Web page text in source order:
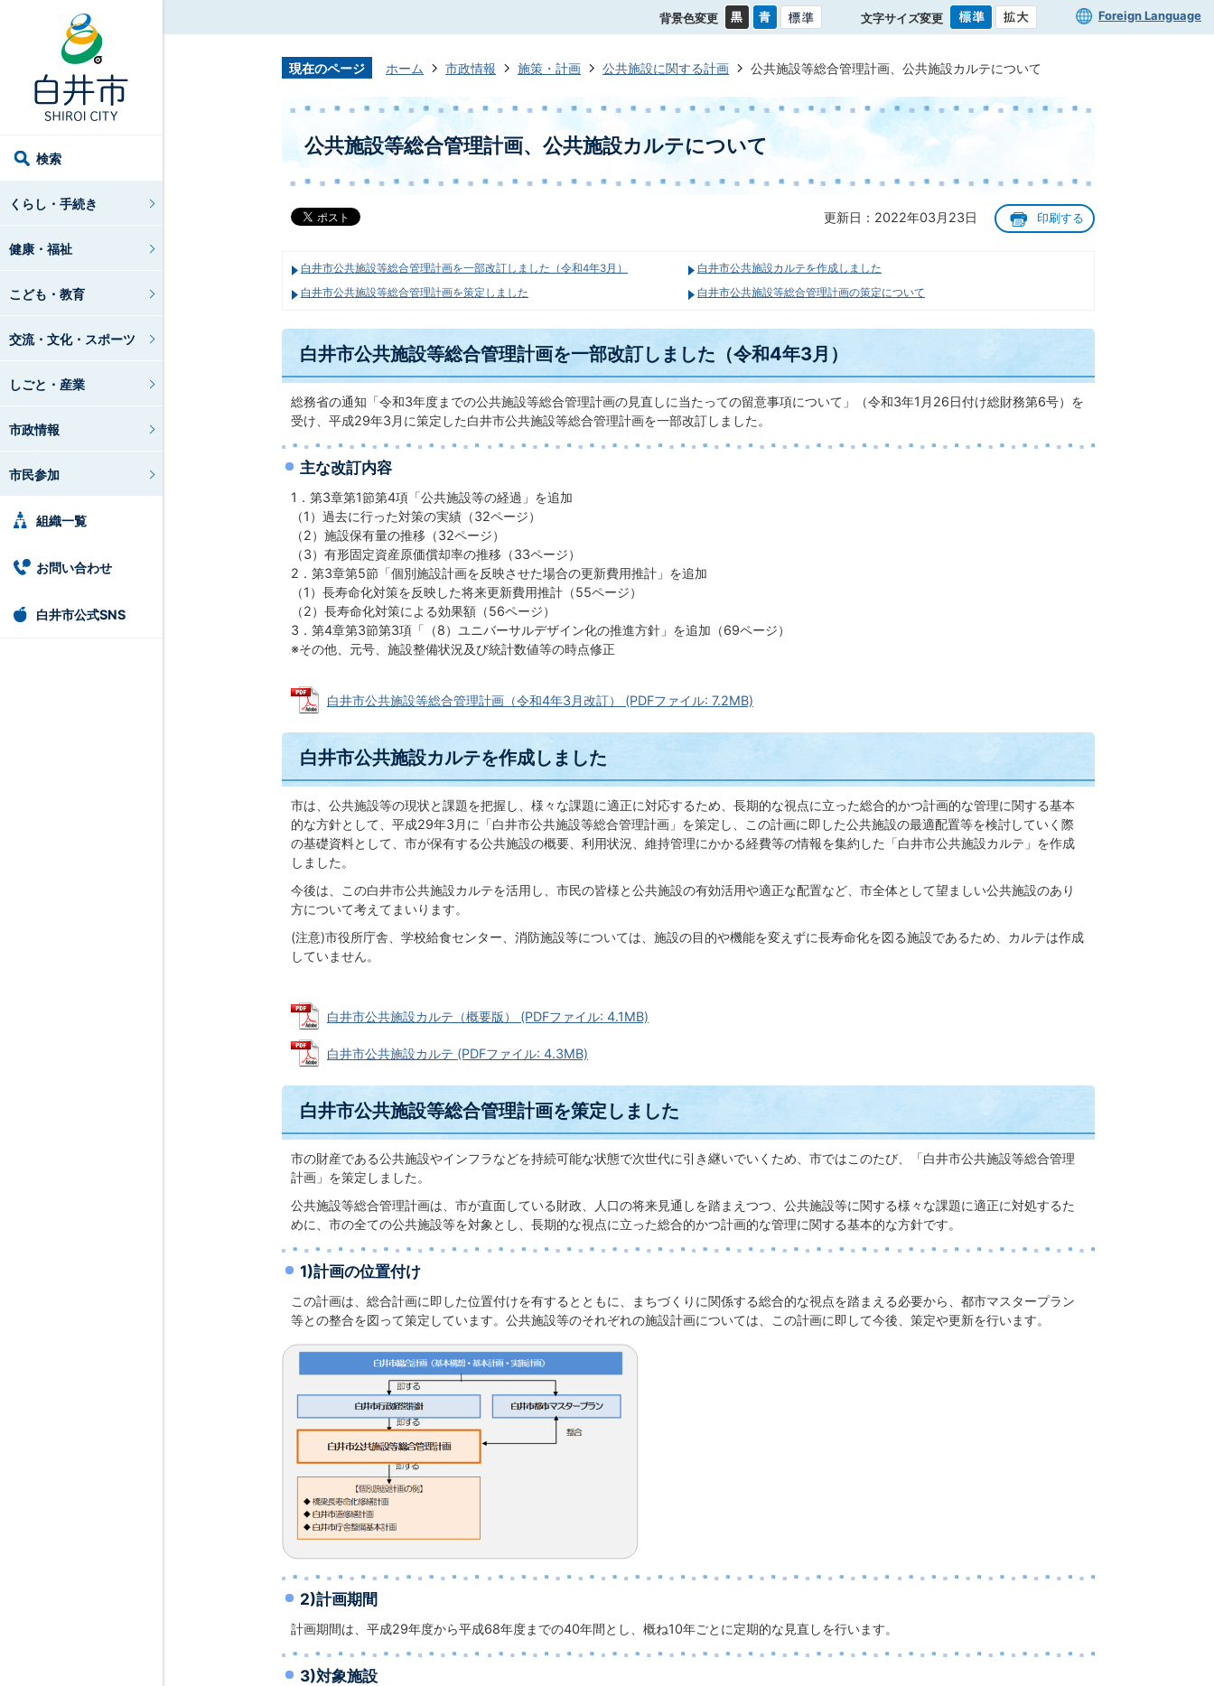
検索
くらし・手続き
健康・福祉
こども・教育
交流・文化・スポーツ
しごと・産業
市政情報
市民参加
組織一覧
お問い合わせ
白井市公式SNS
背景色変更 文字サイズ変更 Foreign Language
現在のページ ホーム 市政情報 施策・計画 公共施設に関する計画 公共施設等総合管理計画、公共施設カルテについて
公共施設等総合管理計画、公共施設カルテについて
更新日：2022年03月23日 印刷する
白井市公共施設等総合管理計画を一部改訂しました（令和4年3月）
白井市公共施設カルテを作成しました
白井市公共施設等総合管理計画を策定しました
白井市公共施設等総合管理計画の策定について
白井市公共施設等総合管理計画を一部改訂しました（令和4年3月）
総務省の通知「令和3年度までの公共施設等総合管理計画の見直しに当たっての留意事項について」（令和3年1月26日付け総財務第6号）を
受け、平成29年3月に策定した白井市公共施設等総合管理計画を一部改訂しました。
主な改訂内容
1．第3章第1節第4項「公共施設等の経過」を追加
（1）過去に行った対策の実績（32ページ）
（2）施設保有量の推移（32ページ）
（3）有形固定資産原価償却率の推移（33ページ）
2．第3章第5節「個別施設計画を反映させた場合の更新費用推計」を追加
（1）長寿命化対策を反映した将来更新費用推計（55ページ）
（2）長寿命化対策による効果額（56ページ）
3．第4章第3節第3項「（8）ユニバーサルデザイン化の推進方針」を追加（69ページ）
※その他、元号、施設整備状況及び統計数値等の時点修正
白井市公共施設等総合管理計画（令和4年3月改訂） (PDFファイル: 7.2MB)
白井市公共施設カルテを作成しました
市は、公共施設等の現状と課題を把握し、様々な課題に適正に対応するため、長期的な視点に立った総合的かつ計画的な管理に関する基本
的な方針として、平成29年3月に「白井市公共施設等総合管理計画」を策定し、この計画に即した公共施設の最適配置等を検討していく際
の基礎資料として、市が保有する公共施設の概要、利用状況、維持管理にかかる経費等の情報を集約した「白井市公共施設カルテ」を作成
しました。
今後は、この白井市公共施設カルテを活用し、市民の皆様と公共施設の有効活用や適正な配置など、市全体として望ましい公共施設のあり
方について考えてまいります。
(注意)市役所庁舎、学校給食センター、消防施設等については、施設の目的や機能を変えずに長寿命化を図る施設であるため、カルテは作成
していません。
白井市公共施設カルテ（概要版） (PDFファイル: 4.1MB)
白井市公共施設カルテ (PDFファイル: 4.3MB)
白井市公共施設等総合管理計画を策定しました
市の財産である公共施設やインフラなどを持続可能な状態で次世代に引き継いでいくため、市ではこのたび、「白井市公共施設等総合管理
計画」を策定しました。
公共施設等総合管理計画は、市が直面している財政、人口の将来見通しを踏まえつつ、公共施設等に関する様々な課題に適正に対処するた
めに、市の全ての公共施設等を対象とし、長期的な視点に立った総合的かつ計画的な管理に関する基本的な方針です。
1)計画の位置付け
この計画は、総合計画に即した位置付けを有するとともに、まちづくりに関係する総合的な視点を踏まえる必要から、都市マスタープラン
等との整合を図って策定しています。公共施設等のそれぞれの施設計画については、この計画に即して今後、策定や更新を行います。
2)計画期間
計画期間は、平成29年度から平成68年度までの40年間とし、概ね10年ごとに定期的な見直しを行います。
3)対象施設